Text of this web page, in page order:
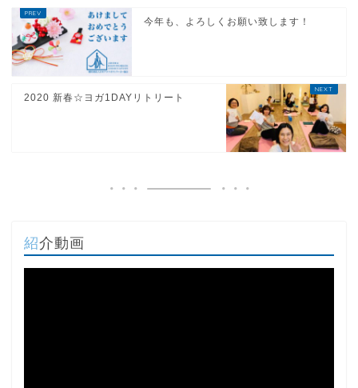
今年も、よろしくお願い致します！
2020 新春☆ヨガ1DAYリトリート
紹介動画